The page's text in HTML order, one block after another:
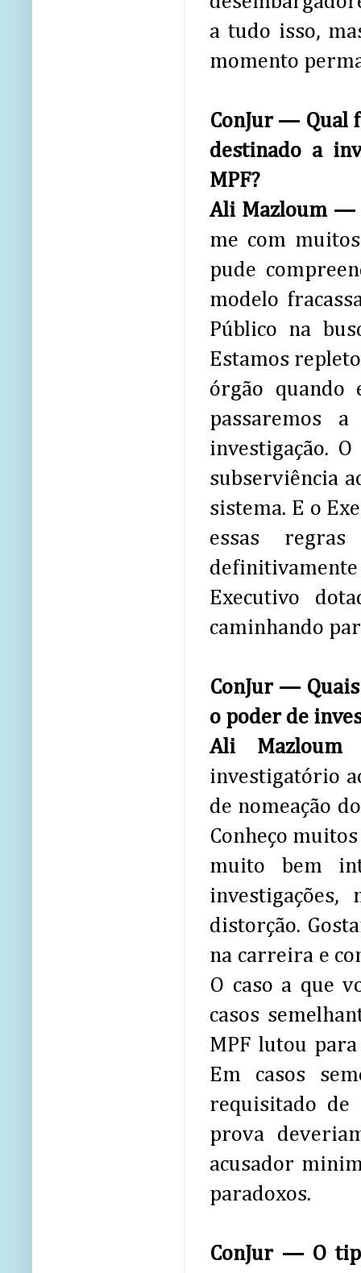
a tudo isso,
momento
ConJur — Qual
destinado a
MPF?
Ali Mazloum
me com
pude
modelo
Público na
Estamos
órgão quando
passaremos
investigação.
subserviência
sistema. E o
essas
Executivo
caminhando
ConJur —
o poder de
Ali
investigatório
de nomeação
Conheço
muito bem
distorção.
na carreira e
O caso a que
casos
MPF lutou
Em casos
requisitado de
prova
acusador
paradoxos.
ConJur — O